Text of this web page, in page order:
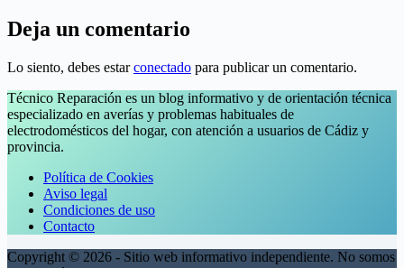
Deja un comentario
Lo siento, debes estarconectado para publicar un comentario.
Técnico Reparación es un blog informativo y de orientación técnica
especializado en averías y problemas habituales de
electrodomésticos del hogar, con atención a usuarios de Cádiz y
provincia.
Política de Cookies
Aviso legal
Condiciones de uso
Contacto
Copyright © 2026 - Sitio web informativo independiente. No somos